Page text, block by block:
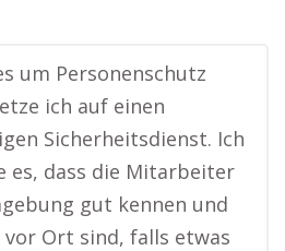
um Personenschutz
ich auf einen
Sicherheitsdienst. Ich
es, dass die Mitarbeiter
gut kennen und
vor Ort sind, falls etwas